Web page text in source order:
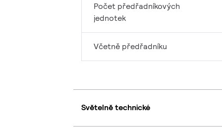
Počet předřadníkových
jednotek
Včetně předřadníku
Světelně technické